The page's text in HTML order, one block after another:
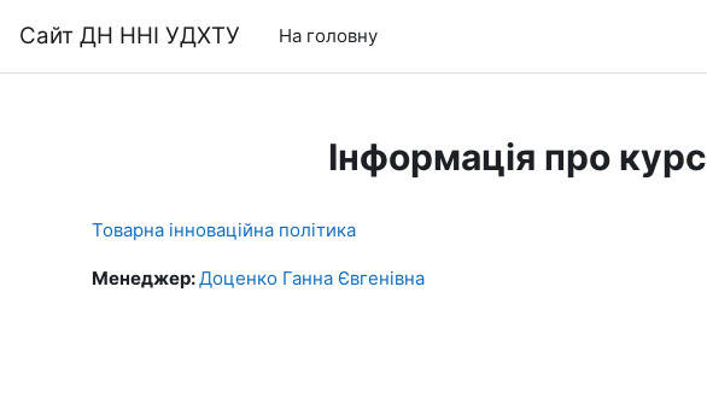
Сайт ДН ННІ УДХТУ На головну
Інформація про курс
Товарна інноваційна політика
Менеджер:Доценко Ганна Євгенівна